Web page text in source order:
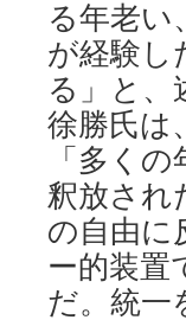
る年老い
が経験し
る」と、
徐勝氏は
「多く
釈放され
の自由に
ー的装置
だ。統一